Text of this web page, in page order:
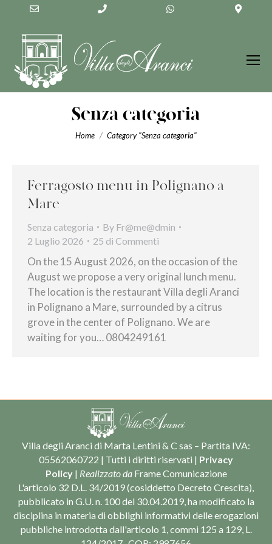
Senza categoria
You are here:
Home Category "Senza categoria"
Ferragosto menu in Polignano a
Mare
Senza categoria By Fr@me@dmin
2 Luglio 2026
25 di Commenti
On the 15 August 2026, on the occasion of the
August we propose a very original lunch menu.
The location is the restaurant Villa degli Aranci
in Polignano a Mare, surrounded by a citrus
grove in the center of Polignano. We are
waiting for you… 0804249161
Villa degli Aranci di Marta Lentini & C sas – Partita IVA:
05562060722 | Tutti i diritti riservati | Privacy
Policy| Realizzato da Frame Comunicazione
L'articolo 32 D.L. 34/2019 (cosiddetto Decreto Crescita),
pubblicato in G.U. n. 100 del 30.04.2019, ha modificato la
disciplina in materia di obblighi informativi delle erogazioni
pubbliche introdotta dall'articolo 1, commi 125 a 129, L.
for
calling